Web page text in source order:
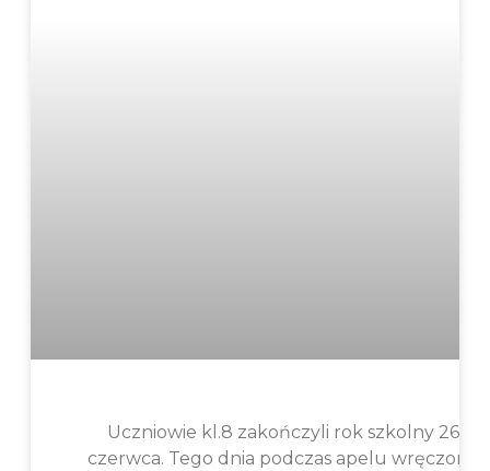
Uczniowie kl.8 zakończyli rok szkolny 26
czerwca. Tego dnia podczas apelu wręczono